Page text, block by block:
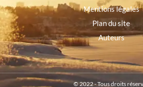
Mentions légales
Plan du site
Auteurs
© 2022 - Tous droits